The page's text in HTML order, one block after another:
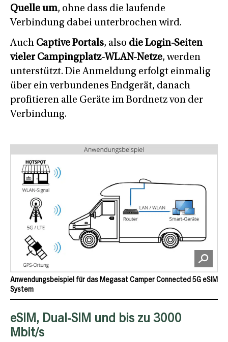
Quelle um, ohne dass die laufende
Verbindung dabei unterbrochen wird.
Auch Captive Portals, also die Login-Seiten
vieler Campingplatz-WLAN-Netze, werden
unterstützt. Die Anmeldung erfolgt einmalig
über ein verbundenes Endgerät, danach
profitieren alle Geräte im Bordnetz von der
Verbindung.
Anwendungsbeispiel für das Megasat Camper Connected 5G eSIM
System
eSIM, Dual-SIM und bis zu 3000
Mbit/s